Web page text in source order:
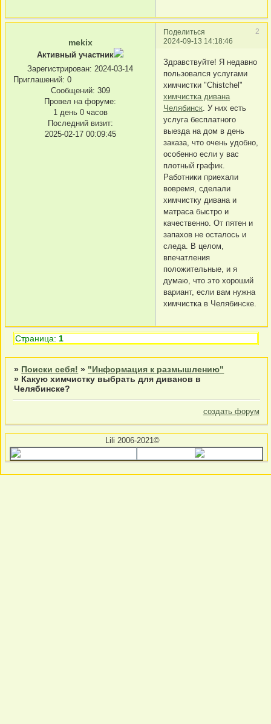
Поделиться
2
2024-09-13 14:18:46
mekix
Активный участник
Зарегистрирован: 2024-03-14
Приглашений: 0
Сообщений: 309
Провел на форуме:
1 день 0 часов
Последний визит:
2025-02-17 00:09:45
Здравствуйте! Я недавно
пользовался услугами
химчистки "Chistchel"
химчистка дивана
Челябинск. У них есть
услуга бесплатного
выезда на дом в день
заказа, что очень удобно,
особенно если у вас
плотный график.
Работники приехали
вовремя, сделали
химчистку дивана и
матраса быстро и
качественно. От пятен и
запахов не осталось и
следа. В целом,
впечатления
положительные, и я
думаю, что это хороший
вариант, если вам нужна
химчистка в Челябинске.
Страница: 1
» Поиски себя! » "Информация к размышлению"
» Какую химчистку выбрать для диванов в
Челябинске?
создать форум
Lili 2006-2021©